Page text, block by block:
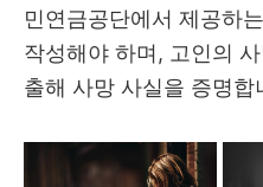
민연금공단에서 제공하
작성해야 하며, 고인의
출해 사망 사실을 증명합